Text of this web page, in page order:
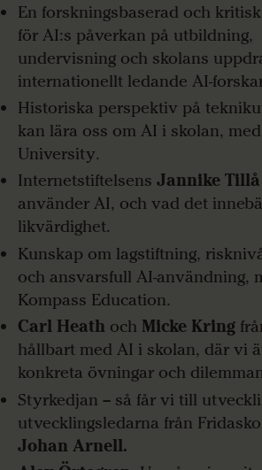
En forskningsbaserad och
för AI:s påverkan på utbildning,
undervisning och skolans
internationellt ledande AI-
Historiska perspektiv på
kan lära oss om AI i skolan,
University.
Internetstiftelsens Jannike Tillå
använder AI, och vad det
likvärdighet.
Kunskap om lagstiftning,
och ansvarsfull AI-användning,
Kompass Education.
Carl Heath och Micke Kring
hållbart med AI i skolan, där vi
konkreta övningar och
Styrkedjan – så får vi till
utvecklingsledarna från
Johan Arnell.